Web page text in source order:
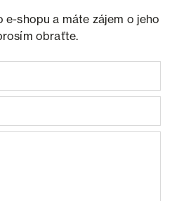
shopu a máte zájem o jeho
obraťte.